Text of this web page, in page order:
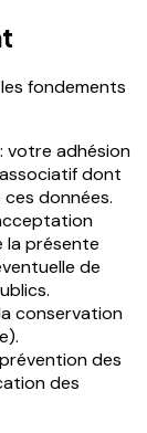
fondements
votre adhésion
dont
données.
la présente
de
conservation
des
des